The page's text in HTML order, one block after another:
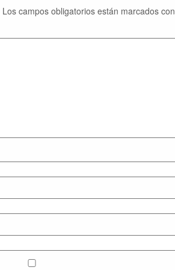
Los campos obligatorios están marcados con